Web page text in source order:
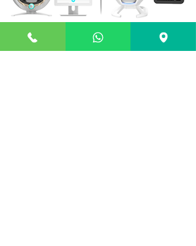
Sadece East Medikal'de